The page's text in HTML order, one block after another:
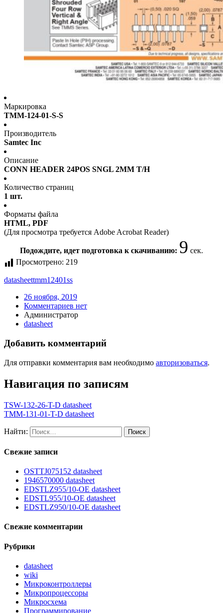
Маркировка
TMM-124-01-S-S
Производитель
Samtec Inc
Описание
CONN HEADER 24POS SNGL 2MM T/H
Количество страниц
1 шт.
Форматы файла
HTML, PDF
(Для просмотра требуется Adobe Acrobat Reader)
Подождите, идет подготовка к скачиванию: 9 сек.
Просмотрено: 219
datasheettmm12401ss
26 ноября, 2019
Комментариев нет
Администратор
datasheet
Добавить комментарий
Для отправки комментария вам необходимо авторизоваться.
Навигация по записям
TSW-132-26-T-D datasheet
TMM-131-01-T-D datasheet
Найти:
Свежие записи
OSTTJ075152 datasheet
1946570000 datasheet
EDSTLZ955/10-OE datasheet
EDSTL955/10-OE datasheet
EDSTLZ950/10-OE datasheet
Свежие комментарии
Рубрики
datasheet
wiki
Микроконтроллеры
Микропроцессоры
Микросхема
Программирование